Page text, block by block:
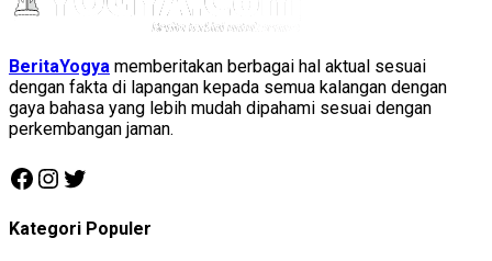
BeritaYogya memberitakan berbagai hal aktual sesuai
dengan fakta di lapangan kepada semua kalangan dengan
gaya bahasa yang lebih mudah dipahami sesuai dengan
perkembangan jaman.
Facebook
Instagram
Twitter
Kategori Populer